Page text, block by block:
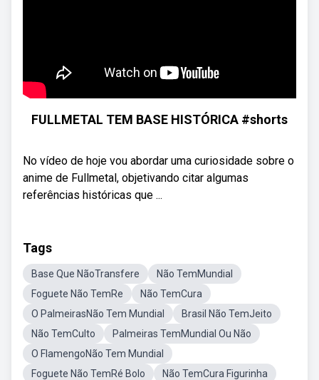
FULLMETAL TEM BASE HISTÓRICA #shorts
No vídeo de hoje vou abordar uma curiosidade sobre o
anime de Fullmetal, objetivando citar algumas
referências históricas que ...
Tags
Base Que NãoTransfere
Não TemMundial
Foguete Não TemRe
Não TemCura
O PalmeirasNão Tem Mundial
Brasil Não TemJeito
Não TemCulto
Palmeiras TemMundial Ou Não
O FlamengoNão Tem Mundial
Foguete Não TemRé Bolo
Não TemCura Figurinha